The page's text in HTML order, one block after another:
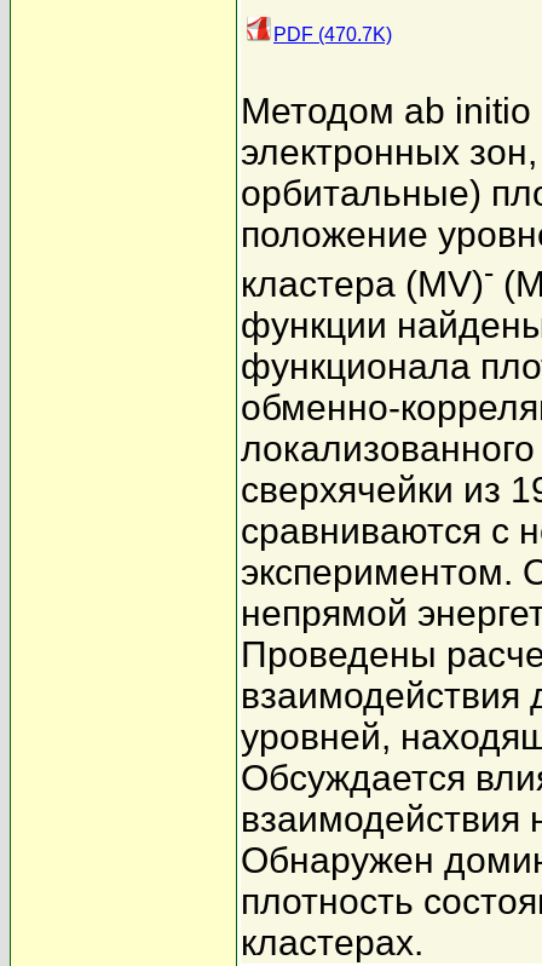
PDF (470.7K)
Методом ab initio
электронных
орбитальные)
положение
кластера (MV)-
функции
функционала
обменно-
сверхячейки из
сравниваются с
экспериментом.
непрямой
Проведены
уровней,
Обсуждается
взаимодействия
Обнаружен
плотность
кластерах.